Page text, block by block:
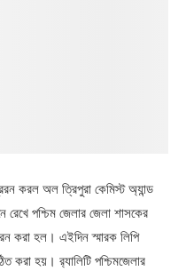
করল অল ত্রিপুরা কেমিস্ট অ্যান্ড
রেখে পশ্চিম জেলার জেলা শাসকের
করা হল। এইদিন স্মারক লিপি
করা হয়। র‍্যালিটি পশ্চিমজেলার